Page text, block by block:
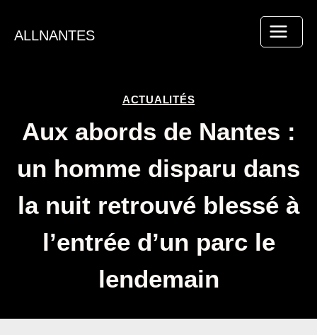
contenu
ALLNANTES
ACTUALITÉS
Aux abords de Nantes :
un homme disparu dans
la nuit retrouvé blessé à
l’entrée d’un parc le
lendemain